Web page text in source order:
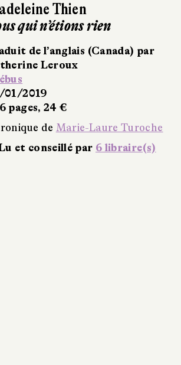
Thien
qui n’étions rien
de l’anglais (Canada) par
Leroux
01/2019
pages, 24 €
de Marie-Laure Turoche
et conseillé par 6 libraire(s)